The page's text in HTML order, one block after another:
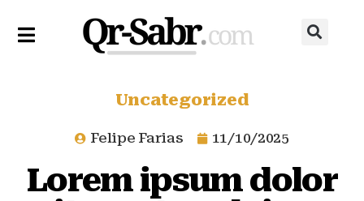
Uncategorized
Felipe Farias 11/10/2025
Lorem ipsum dolor